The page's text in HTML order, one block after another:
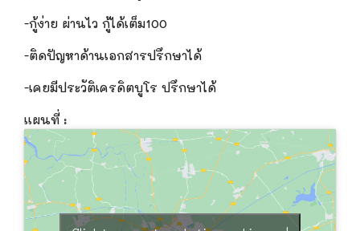
-กู้ง่าย ผ่านไว กู้ได้เต็ม100
-ติดปัญหาด้านเอกสารปรึกษาได้
-เคยมีประวัติเครดิตบูโร ปรึกษาได้
แผนที่ :